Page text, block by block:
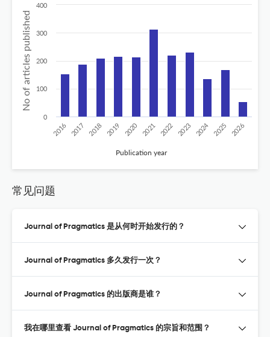
No of articles published
Publication year
2016 2017 2018 2019 2020 2021 2022 2023 2024 2025 2026
0
100
200
300
400
常见问题
Journal of Pragmatics 是从何时开始发行的？
Journal of Pragmatics 多久发行一次？
Journal of Pragmatics 的出版商是谁？
我在哪里查看 Journal of Pragmatics 的宗旨和范围？